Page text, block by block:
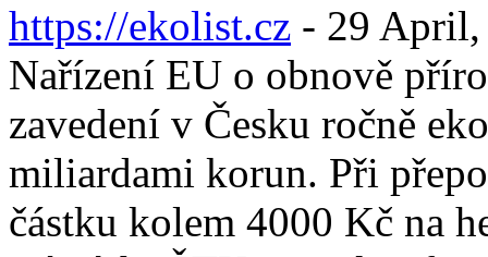
https://ekolist.cz - 29 April,
Nařízení EU o obnově
zavedení v Česku ročně
miliardami korun. Při
částku kolem 4000 Kč na